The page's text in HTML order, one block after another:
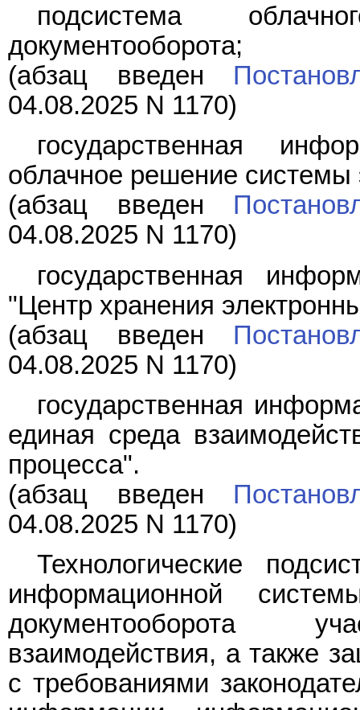
подсистема
документооборота;
(абзац введен
04.08.2025 N 1170)
государственная
облачное решение системы
(абзац введен
04.08.2025 N 1170)
государственная
"Центр хранения
(абзац введен
04.08.2025 N 1170)
государственная
единая среда
процесса".
(абзац введен
04.08.2025 N 1170)
Технологические
информационной
документооборота
взаимодействия, а также
с требованиями